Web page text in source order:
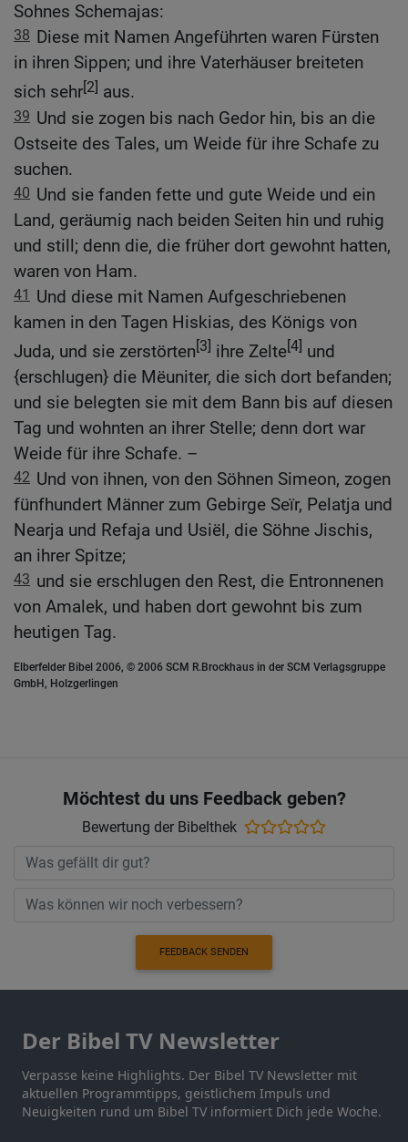
Sohnes Schemajas:
38 Diese mit Namen Angeführten waren Fürsten
in ihren Sippen; und ihre Vaterhäuser breiteten
sich sehr[2] aus.
39 Und sie zogen bis nach Gedor hin, bis an die
Ostseite des Tales, um Weide für ihre Schafe zu
suchen.
40 Und sie fanden fette und gute Weide und ein
Land, geräumig nach beiden Seiten hin und ruhig
und still; denn die, die früher dort gewohnt hatten,
waren von Ham.
41 Und diese mit Namen Aufgeschriebenen
kamen in den Tagen Hiskias, des Königs von
Juda, und sie zerstörten[3] ihre Zelte[4] und
{erschlugen} die Mëuniter, die sich dort befanden;
und sie belegten sie mit dem Bann bis auf diesen
Tag und wohnten an ihrer Stelle; denn dort war
Weide für ihre Schafe. –
42 Und von ihnen, von den Söhnen Simeon, zogen
fünfhundert Männer zum Gebirge Seïr, Pelatja und
Nearja und Refaja und Usiël, die Söhne Jischis,
an ihrer Spitze;
43 und sie erschlugen den Rest, die Entronnenen
von Amalek, und haben dort gewohnt bis zum
heutigen Tag.
Elberfelder Bibel 2006, © 2006 SCM R.Brockhaus in der SCM Verlagsgruppe
GmbH, Holzgerlingen
Möchtest du uns Feedback geben?
Bewertung der Bibelthek
FEEDBACK SENDEN
Der Bibel TV Newsletter
Verpasse keine Highlights. Der Bibel TV Newsletter mit
aktuellen Programmtipps, geistlichem Impuls und
Neuigkeiten rund um Bibel TV informiert Dich jede Woche.